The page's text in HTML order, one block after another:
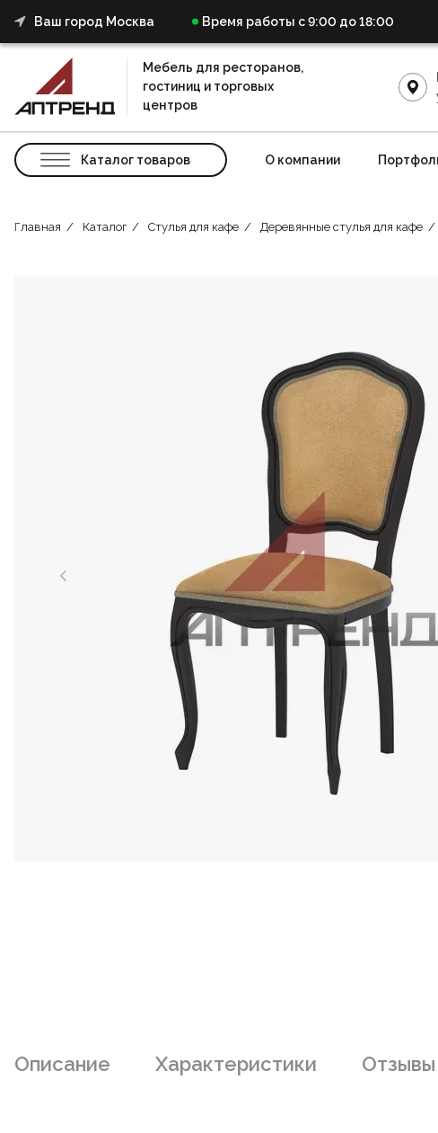
Ваш город Москва Время работы с 9:00 до 18:00
Мебель для ресторанов,
гостиниц и торговых
центров
Каталог товаров О компании
Главная Каталог Стулья для кафе Деревянные стулья для кафе
Описание Характеристики Отзывы